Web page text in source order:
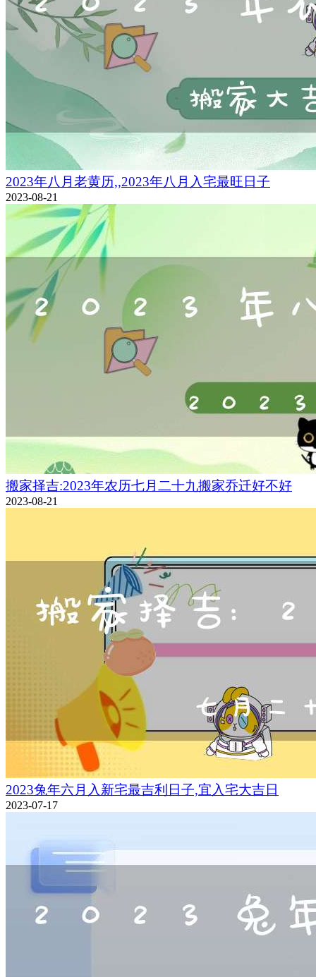
2023年八月老黄历,,2023年八月入宅最旺日子
2023-08-21
搬家择吉:2023年农历七月二十九搬家乔迁好不好
2023-08-21
2023兔年六月入新宅最吉利日子,宜入宅大吉日
2023-07-17